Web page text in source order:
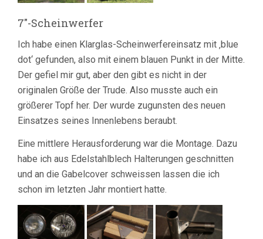
7″-Scheinwerfer
Ich habe einen Klarglas-Scheinwerfereinsatz mit ‚blue
dot‘ gefunden, also mit einem blauen Punkt in der Mitte.
Der gefiel mir gut, aber den gibt es nicht in der
originalen Größe der Trude. Also musste auch ein
größerer Topf her. Der wurde zugunsten des neuen
Einsatzes seines Innenlebens beraubt.
Eine mittlere Herausforderung war die Montage. Dazu
habe ich aus Edelstahlblech Halterungen geschnitten
und an die Gabelcover schweissen lassen die ich
schon im letzten Jahr montiert hatte.